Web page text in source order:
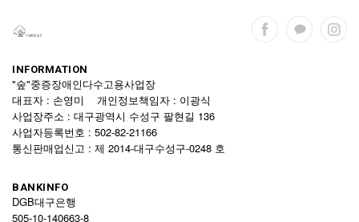
INFORMATION
"숲"중증장애인다수고용사업장
대표자 : 손영미 개인정보책임자 : 이광식
사업장주소 : 대구광역시 수성구 팔현길 136
사업자등록번호 : 502-82-21166
통신판매업신고 : 제 2014-대구수성구-0248 호
BANKINFO
DGB대구은행
505-10-140663-8